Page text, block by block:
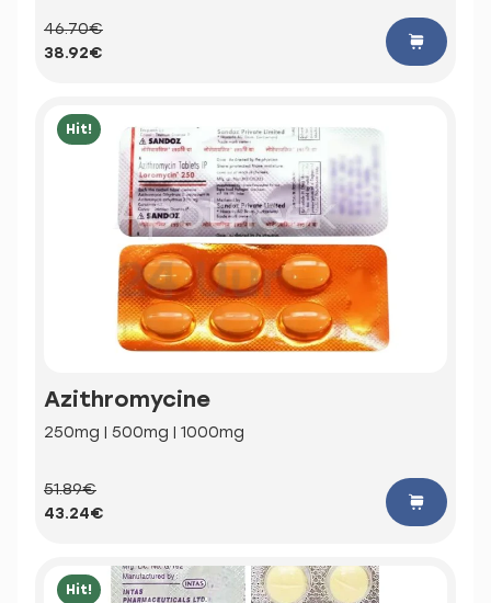
46.70€
38.92€
Hit!
Azithromycine
250mg | 500mg | 1000mg
51.89€
43.24€
Hit!